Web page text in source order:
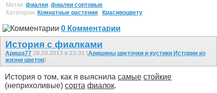
Метки: фиалки фиалки сортовые
Категории: Комнатные растения Красивоцвету
0 Комментарии
История с фиалками
Ариша77 28.10.2013 в 23:31 (Аришины цветочки и кустики Истории из
жизни цветов)
История о том, как я выяснила самые стойкие
(неприхоливые) сорта фиалок.